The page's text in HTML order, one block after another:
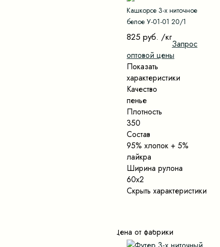
Кашкорсе 3-х ниточное
белое У-01-01 20/1
825 руб. /кг
Запрос
оптовой цены
Показать
характеристики
Качество
пенье
Плотность
350
Состав
95% хлопок + 5%
лайкра
Ширина рулона
60х2
Скрыть характеристики
Цена от фабрики